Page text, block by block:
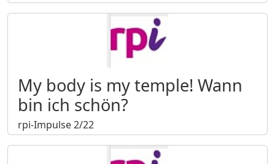
My body is my temple! Wann
bin ich schön?
rpi-Impulse 2/22